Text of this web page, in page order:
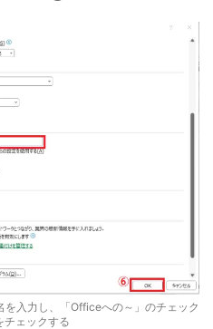
を入力し、「Officeへの～」のチェック
チェックする